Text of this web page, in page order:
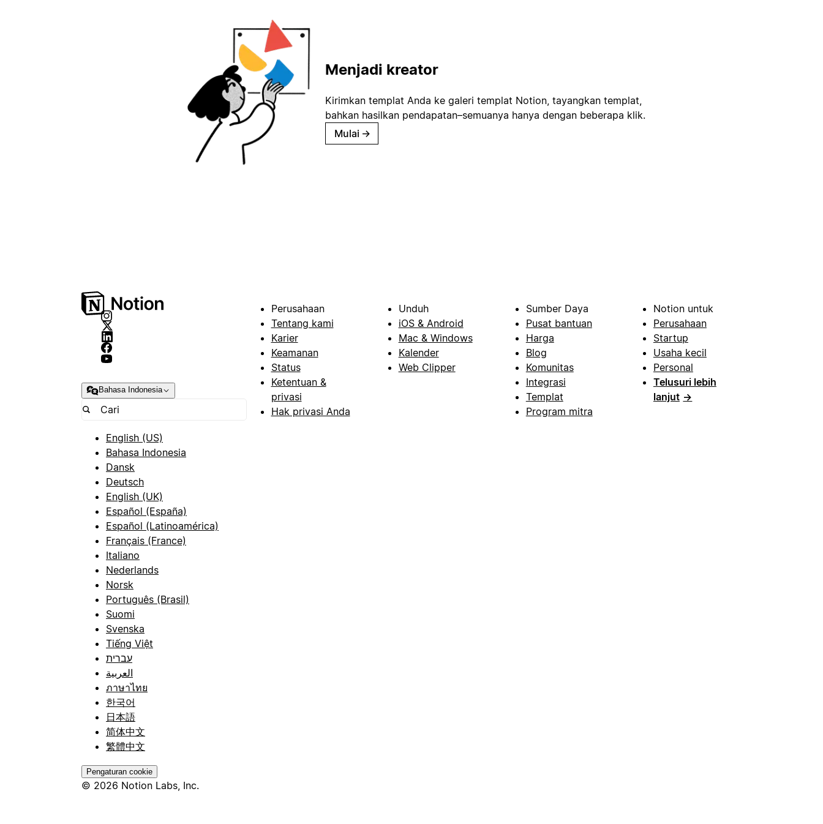
Menjadi kreator
Kirimkan templat Anda ke galeri templat Notion, tayangkan templat,
bahkan hasilkan pendapatan–semuanya hanya dengan beberapa klik.
Mulai →
Bahasa Indonesia
English (US)
Bahasa Indonesia
Dansk
Deutsch
English (UK)
Español (España)
Español (Latinoamérica)
Français (France)
Italiano
Nederlands
Norsk
Português (Brasil)
Suomi
Svenska
Tiếng Việt
עברית
العربية
ภาษาไทย
한국어
日本語
简体中文
繁體中文
Pengaturan cookie
© 2026 Notion Labs, Inc.
Perusahaan
Tentang kami
Karier
Keamanan
Status
Ketentuan &
privasi
Hak privasi Anda
Unduh
iOS & Android
Mac & Windows
Kalender
Web Clipper
Sumber Daya
Pusat bantuan
Harga
Blog
Komunitas
Integrasi
Templat
Program mitra
Notion untuk
Perusahaan
Startup
Usaha kecil
Personal
Telusuri lebih
lanjut →